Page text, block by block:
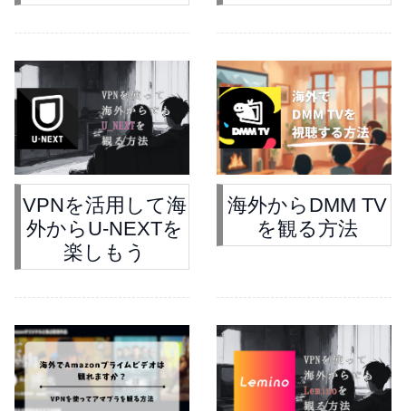
VPNを活用して海
外からU-NEXTを
楽しもう
海外からDMM TV
を観る方法